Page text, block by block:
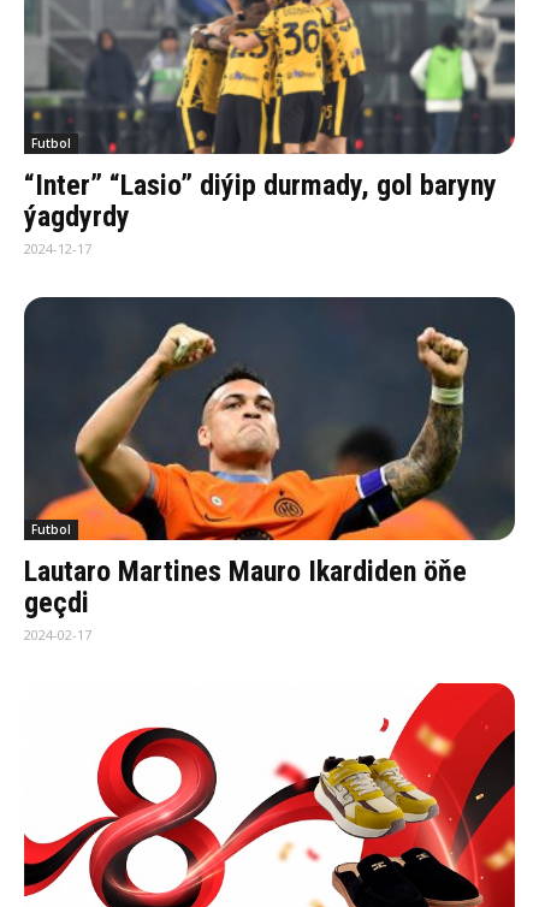
Futbol
“Inter” “Lasio” diýip durmady, gol baryny
ýagdyrdy
2024-12-17
Futbol
Lautaro Martines Mauro Ikardiden öňe
geçdi
2024-02-17